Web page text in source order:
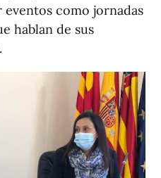
como jornadas
hablan de sus